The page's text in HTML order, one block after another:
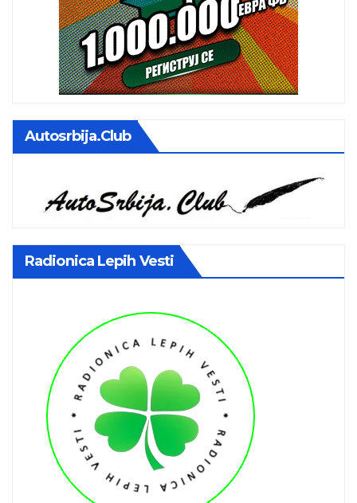
Autosrbija.club
Radionica Lepih Vesti